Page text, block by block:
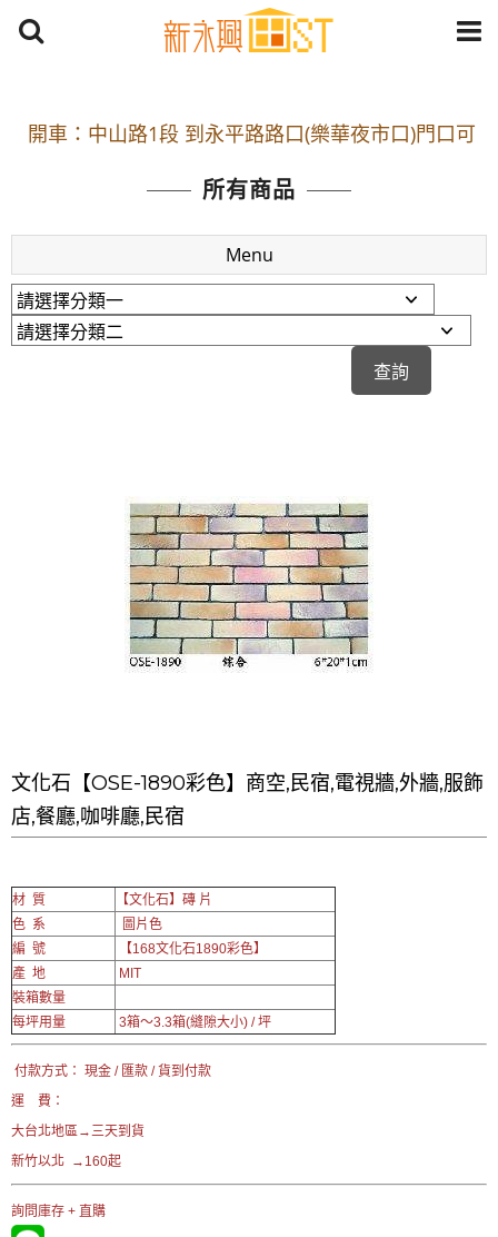
開車：中山路1段 到永平路路口(樂華夜市口)門口可
捷運： 中和線【頂溪站 2 號出口】往中山路1段139
號約10分鐘
原Line已滿 無法加Line好友 請親愛的客戶加入
LINE官方帳號@a0975005573
開車：中山路1段 到永平路路口(樂華夜市口)門口可
LINE官方帳號@a0975005573
所有商品
Menu
文化石【OSE-1890彩色】商空,民宿,電視牆,外牆,服飾
店,餐廳,咖啡廳,民宿
材 質
【文化石】磚 片
色 系
圖片色
編 號
【168文化石1890彩色】
產 地
MIT
裝箱數量
每坪用量
3箱～3.3箱(縫隙大小) / 坪
付款方式： 現金 / 匯款 / 貨到付款
運 費：
大台北地區→三天到貨
新竹以北 →160起
詢問庫存 + 直購